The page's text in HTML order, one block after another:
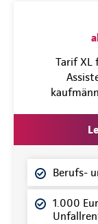
Tarif XL
Berufs-
1.000